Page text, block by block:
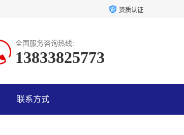
资质认证
全国服务咨询热线:
13833825773
联系方式